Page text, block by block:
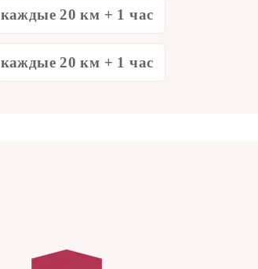
каждые 20 км + 1 час
каждые 20 км + 1 час